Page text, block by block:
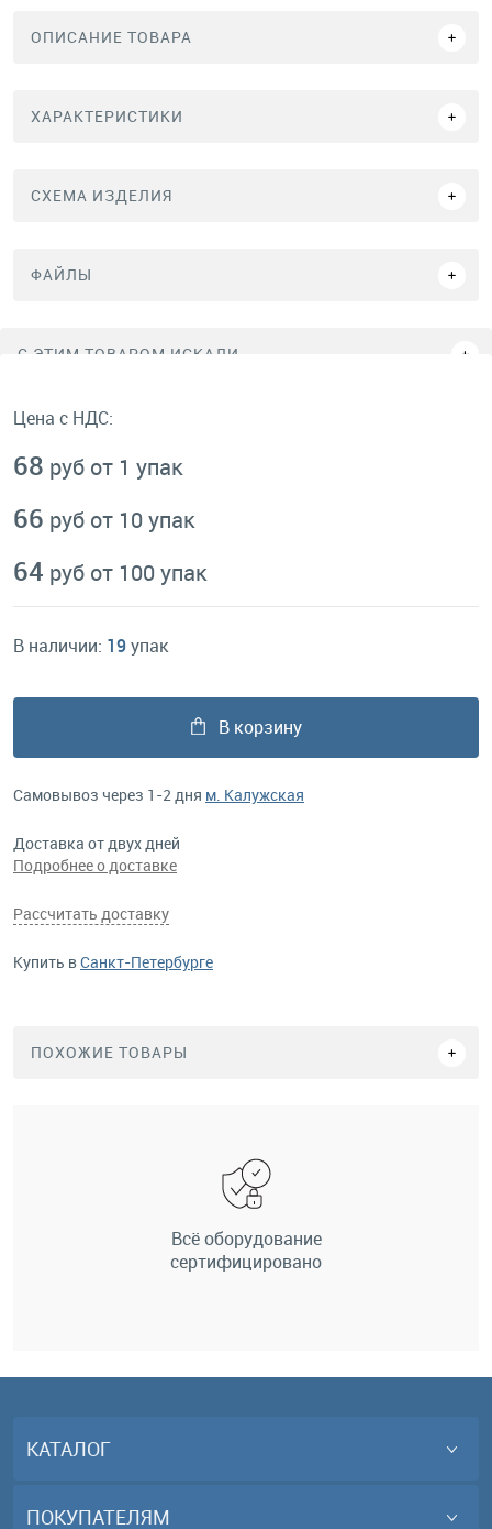
ОПИСАНИЕ ТОВАРА
ХАРАКТЕРИСТИКИ
СХЕМА ИЗДЕЛИЯ
ФАЙЛЫ
C ЭТИМ ТОВАРОМ ИСКАЛИ
Цена с НДС:
68 руб от 1 упак
66 руб от 10 упак
64 руб от 100 упак
В наличии: 19упак
В корзину
Самовывоз через 1-2 дня м. Калужская
Доставка от двух дней
Подробнее о доставке
Рассчитать доставку
Купить вСанкт-Петербурге
ПОХОЖИЕ ТОВАРЫ
Всё оборудование
сертифицировано
КАТАЛОГ
ПОКУПАТЕЛЯМ